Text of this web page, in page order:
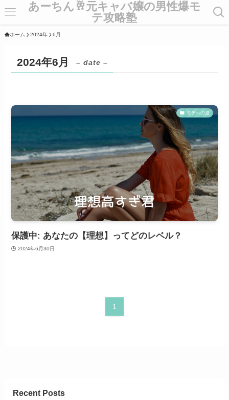
あーちん🥂元キャバ嬢の男性爆モ
テ攻略塾
ホーム 2024年 6月
2024年6月 – date –
モテへの道
保護中: あなたの【理想】ってどのレベル？
2024年6月30日
1
Recent Posts